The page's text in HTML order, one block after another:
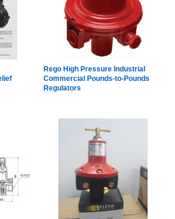
Rego High Pressure Industrial
Commercial Pounds-to-Pounds
Regulators